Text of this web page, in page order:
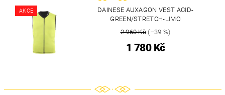
AKCE
DAINESE AUXAGON VEST ACID-
GREEN/STRETCH-LIMO
2 960 Kč(–39 %)
1 780 Kč